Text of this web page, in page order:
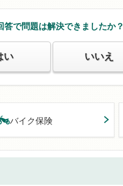
答で問題は解決できましたか？
い いいえ
バイク保険